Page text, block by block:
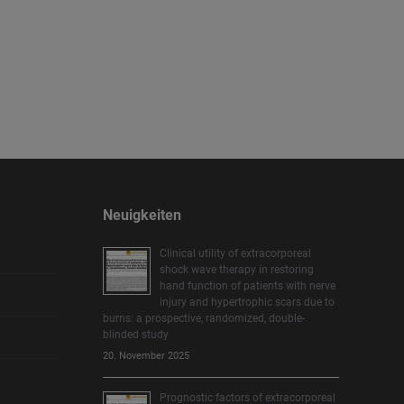
Neuigkeiten
Clinical utility of extracorporeal
shock wave therapy in restoring
hand function of patients with nerve
injury and hypertrophic scars due to
burns: a prospective, randomized, double-
blinded study
20. November 2025
Prognostic factors of extracorporeal